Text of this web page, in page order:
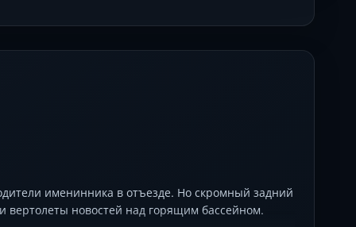
именинника в отъезде. Но скромный задний
вертолеты новостей над горящим бассейном.